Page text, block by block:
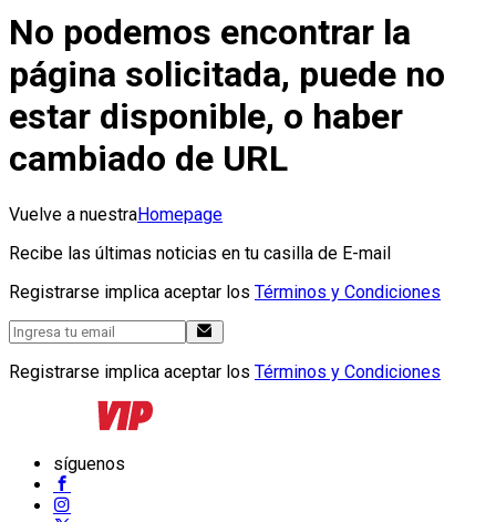
No podemos encontrar la
página solicitada, puede no
estar disponible, o haber
cambiado de URL
Vuelve a nuestraHomepage
Recibe las últimas noticias en tu casilla de E-mail
Registrarse implica aceptar los Términos y Condiciones
Registrarse implica aceptar los Términos y Condiciones
síguenos